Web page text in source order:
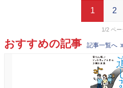
1/2
1 2
おすすめの記事 記事一覧へ